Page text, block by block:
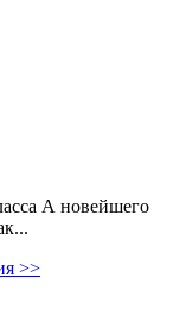
А новейшего
>>